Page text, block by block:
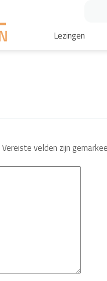
Lezingen
Vereiste velden zijn